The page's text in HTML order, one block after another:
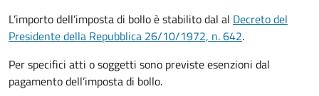
L’importo dell’imposta di bollo è stabilito dal al Decreto del
Presidente della Repubblica 26/10/1972, n. 642.
Per specifici atti o soggetti sono previste esenzioni dal
pagamento dell’imposta di bollo.